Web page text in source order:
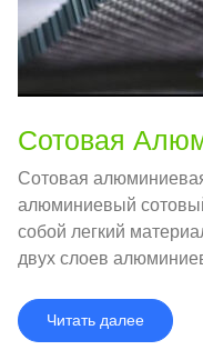
Сотовая
Сотовая
алюминиевый
собой легкий
двух слоев
шестиугольных
Читать далее